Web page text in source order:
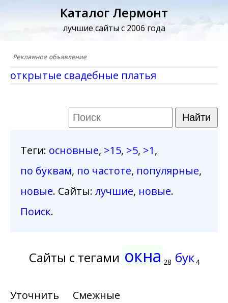
Каталог Лермонт
лучшие сайты с 2006 года
открытые свадебные платья
Теги: основные, >15, >5, >1,
по буквам, по частоте, популярные,
новые. Сайты: лучшие, новые.
Поиск.
Сайты с тегами окна 28 бук4
Уточнить
Смежные